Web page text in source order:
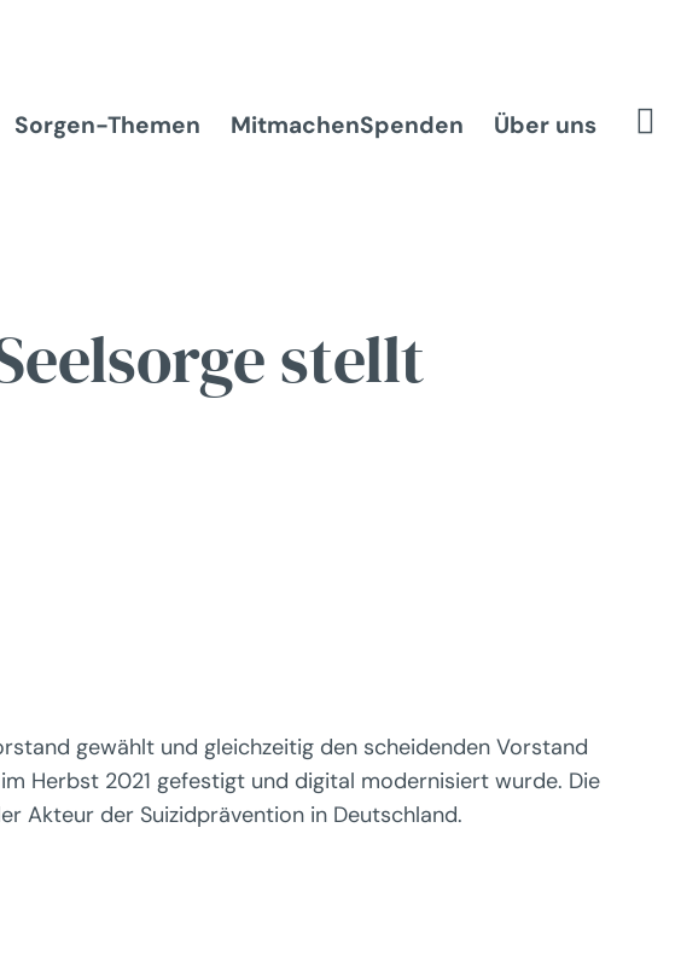
Sorgen-Themen MitmachenSpenden Über uns
stellt
gewählt und gleichzeitig den scheidenden Vorstand
Herbst 2021 gefestigt und digital modernisiert wurde. Die
Akteur der Suizidprävention in Deutschland.